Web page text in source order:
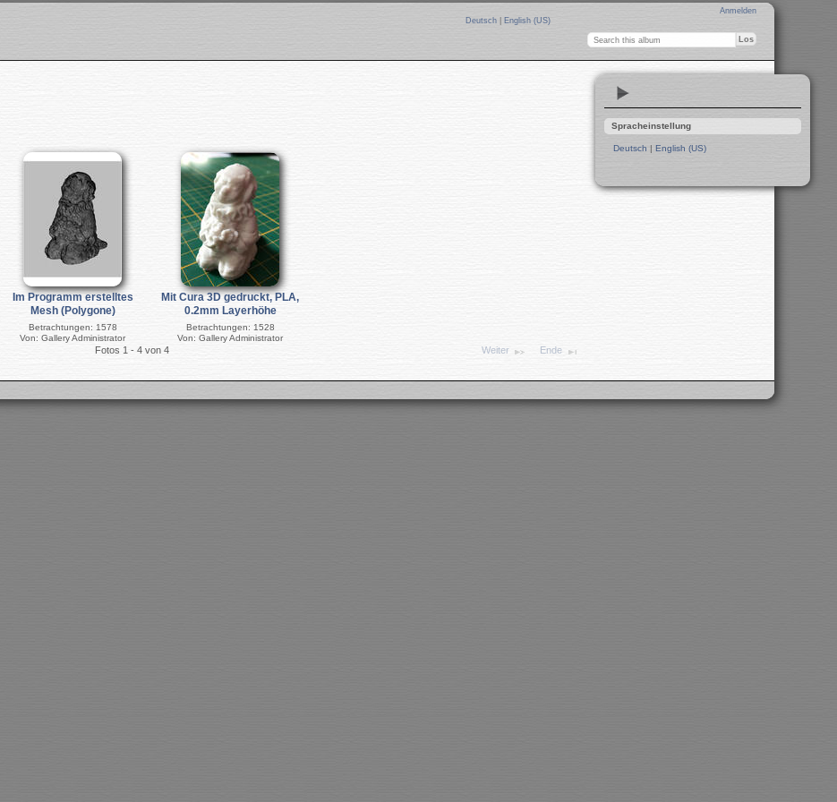
Anmelden
Deutsch
English (US)
Im Programm erstelltes
Mesh (Polygone)
Betrachtungen: 1578
Von: Gallery Administrator
Mit Cura 3D gedruckt, PLA,
0.2mm Layerhöhe
Betrachtungen: 1528
Von: Gallery Administrator
Fotos 1 - 4 von 4 Weiter Ende
Spracheinstellung
Deutsch English (US)